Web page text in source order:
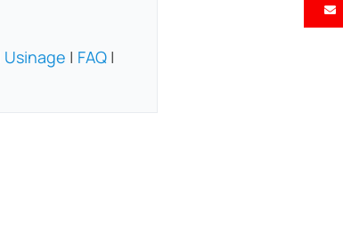
Usinage | FAQ |